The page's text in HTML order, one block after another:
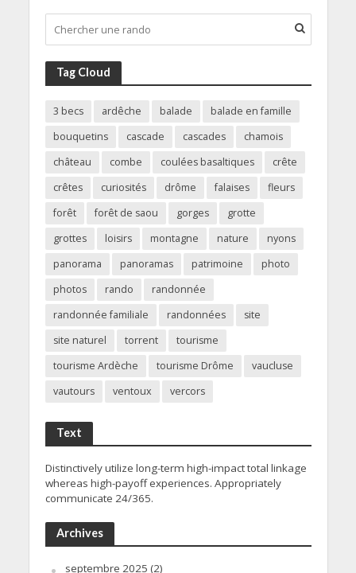
Tag Cloud
3 becs ardêche balade
balade en famille
bouquetins
cascade cascades
chamois
château
combe coulées basaltiques
crête
crêtes
curiosités drôme falaises
fleurs
forêt
forêt de saou gorges
grotte
grottes
loisirs montagne nature
nyons
panorama
panoramas patrimoine
photo
photos
rando
randonnée
randonnée familiale
randonnées
site
site naturel
torrent
tourisme
tourisme Ardèche
tourisme Drôme
vaucluse
vautours
ventoux vercors
Text
Distinctively utilize long-term high-impact total linkage
whereas high-payoff experiences. Appropriately
communicate 24/365.
Archives
septembre 2025 (2)